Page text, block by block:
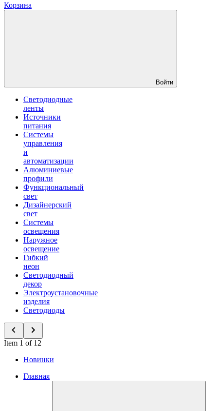
Корзина
Войти
Светодиодные
ленты
Источники
питания
Системы
управления
и
автоматизации
Алюминиевые
профили
Функциональный
свет
Дизайнерский
свет
Системы
освещения
Наружное
освещение
Гибкий
неон
Светодиодный
декор
Электроустановочные
изделия
Светодиоды
Item 1 of 12
Новинки
Главная